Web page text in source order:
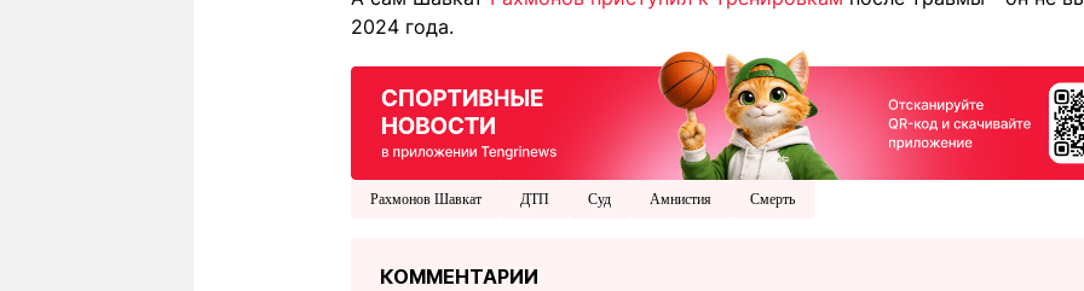
2024 года.
Рахмонов Шавкат ДТП Суд Амнистия Смерть
КОММЕНТАРИИ